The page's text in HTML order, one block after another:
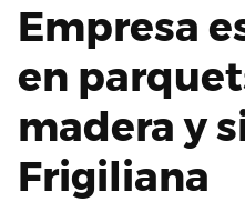
Empresa
en
madera y
Frigiliana